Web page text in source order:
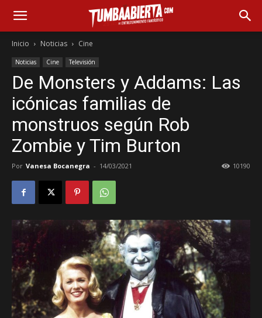
Inicio Noticias Cine
Noticias Cine Televisión
De Monsters y Addams: Las
icónicas familias de
monstruos según Rob
Zombie y Tim Burton
Por Vanesa Bocanegra - 14/03/2021 10190